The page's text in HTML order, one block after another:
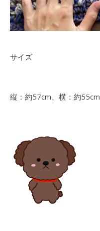
サイズ
縦：約57cm、横：約55cm